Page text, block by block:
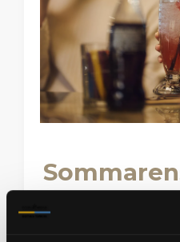
paket